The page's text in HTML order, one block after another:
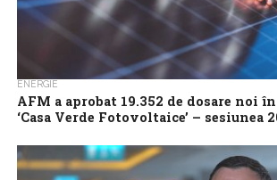
ENERGIE
AFM a aprobat 19.352 de dosare noi
‘Casa Verde Fotovoltaice’ – sesiunea
programului ‘Casa Verde Fotovoltaice’, din
persoane fizice și...